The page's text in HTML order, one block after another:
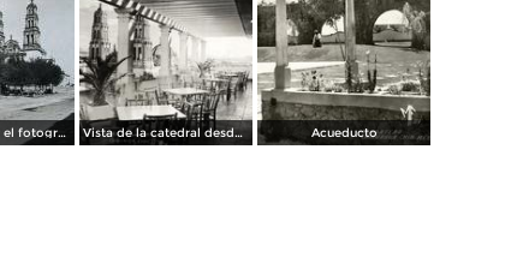
La Catedral por el fotografo William H. Rau.. Vista de la catedral desde el Hotel Palacio Hilton Acueducto